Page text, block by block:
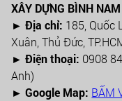
XÂY DỰNG BÌNH NAM
► Địa chỉ: 185, Quốc
Xuân, Thủ Đức,
►Điện thoại: 0908
Anh)
►Google Map: BẤM